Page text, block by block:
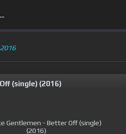
(single) (2016)